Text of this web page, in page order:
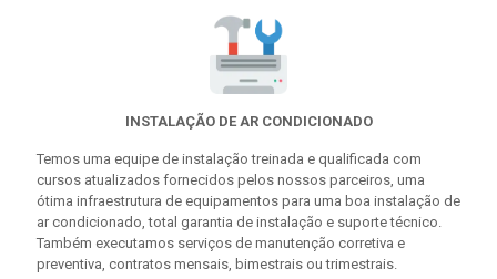
INSTALAÇÃO DE AR CONDICIONADO
Temos uma equipe de instalação treinada e qualificada com
cursos atualizados fornecidos pelos nossos parceiros, uma
ótima infraestrutura de equipamentos para uma boa instalação de
ar condicionado, total garantia de instalação e suporte técnico.
Também executamos serviços de manutenção corretiva e
preventiva, contratos mensais, bimestrais ou trimestrais.